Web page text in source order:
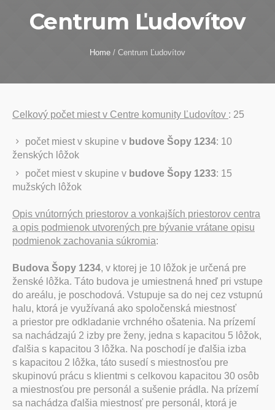
Centrum Ľudovítov
Home / Centrum Ľudovítov
Celkový počet miest v Centre komunity Ľudovítov : 25
počet miest v skupine v budove Šopy 1234: 10
ženských lôžok
počet miest v skupine v budove Šopy 1233: 15
mužských lôžok
Opis vnútorných priestorov a vonkajších priestorov centra
a opis podmienok utvorených pre bývanie vrátane opisu
podmienok zachovania súkromia:
Budova Šopy 1234, v ktorej je 10 lôžok je určená pre
ženské lôžka. Táto budova je umiestnená hneď pri vstupe
do areálu, je poschodová. Vstupuje sa do nej cez vstupnú
halu, ktorá je využívaná ako spoločenská miestnosť
a priestor pre odkladanie vrchného ošatenia. Na prízemí
sa nachádzajú 2 izby pre ženy, jedna s kapacitou 5 lôžok,
ďalšia s kapacitou 3 lôžka. Na poschodí je ďalšia izba
s kapacitou 2 lôžka, táto susedí s miestnosťou pre
skupinovú prácu s klientmi s celkovou kapacitou 30 osôb
a miestnosťou pre personál a sušenie prádla. Na prízemí
sa nachádza ďalšia miestnosť pre personál, ktorá je